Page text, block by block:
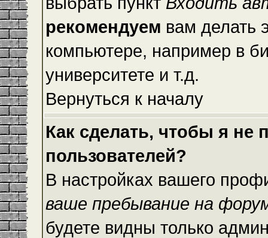
рекомендуем вам делать
компьютере, например в
университете и т.д.
Вернуться к началу
Как сделать, чтобы я не
пользователей?
В настройках вашего
ваше пребывание на
будете видны только